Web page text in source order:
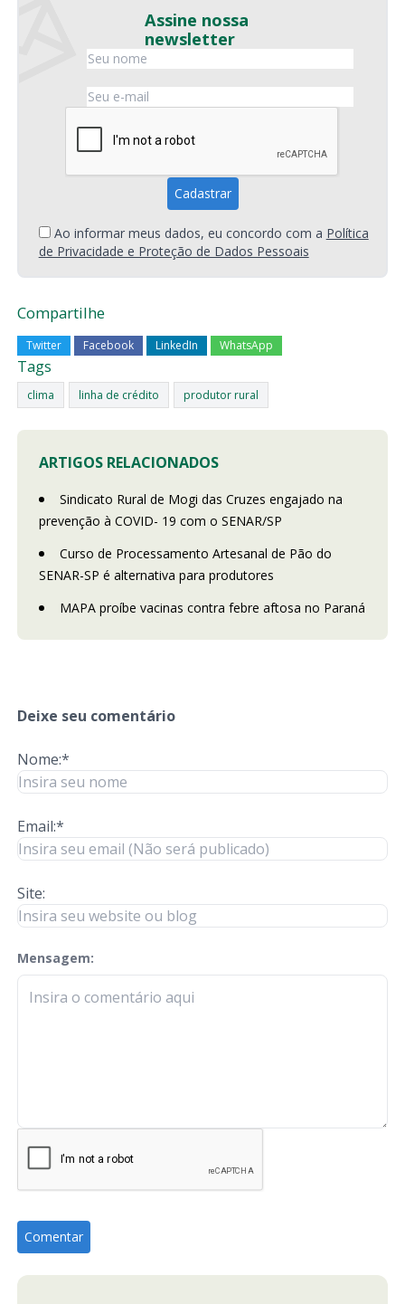
Assine nossa
newsletter
Ao informar meus dados, eu concordo com a Política
de Privacidade e Proteção de Dados Pessoais
Compartilhe
Twitter Facebook LinkedIn WhatsApp
Tags
clima linha de crédito produtor rural
ARTIGOS RELACIONADOS
Sindicato Rural de Mogi das Cruzes engajado na
prevenção à COVID- 19 com o SENAR/SP
Curso de Processamento Artesanal de Pão do
SENAR-SP é alternativa para produtores
MAPA proíbe vacinas contra febre aftosa no Paraná
Deixe seu comentário
Nome:*
Email:*
Site:
Mensagem:
check-terms